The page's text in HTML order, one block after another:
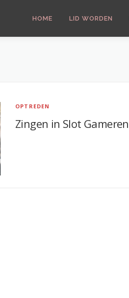
HOME LID WORDEN
OPTREDEN
Zingen in Slot Gameren